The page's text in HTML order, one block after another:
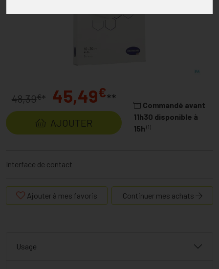
48,39€* 45,49€**
AJOUTER
Commandé avant
11h30 disponible à
15h (1)
Interface de contact
Ajouter à mes favoris Continuer mes achats
Usage